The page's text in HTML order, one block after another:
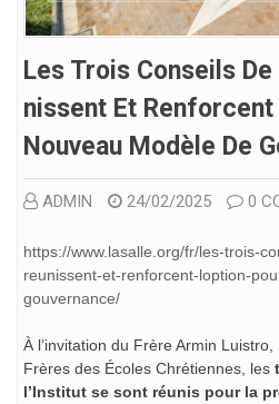
Les Trois Conseils
Nissent Et Renforcent
Nouveau Modèle De
ADMIN 24/02/2025 0
https://www.lasalle.org/fr/les-trois-
reunissent-et-renforcent-loption-
gouvernance/
À l’invitation du Frère Armin
Frères des Écoles Chrétiennes, les
l’Institut se sont réunis pour la